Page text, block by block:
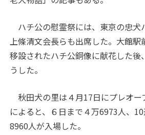
ハチ公の慰霊祭には、東京の忠犬
上條清文会長らも出席した。大館駅
移設されたハチ公銅像に献花した後
うした。
秋田犬の里は４月17日にプレオー
によると、６日まで４万6973人、
8960人が入場した。